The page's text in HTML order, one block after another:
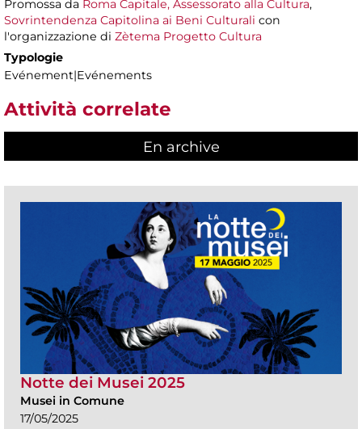
Promossa da Roma Capitale, Assessorato alla Cultura,
Sovrintendenza Capitolina ai Beni Culturali con
l'organizzazione di Zètema Progetto Cultura
Typologie
Evénement|Evénements
Attività correlate
En archive
Notte dei Musei 2025
Musei in Comune
17/05/2025